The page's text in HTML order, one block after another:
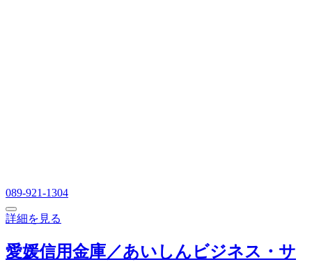
089-921-1304
詳細を見る
愛媛信用金庫／あいしんビジネス・サ